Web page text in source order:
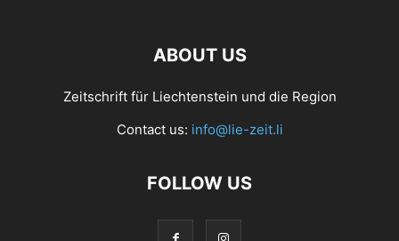
ABOUT US
Zeitschrift für Liechtenstein und die Region
Contact us: info@lie-zeit.li
FOLLOW US